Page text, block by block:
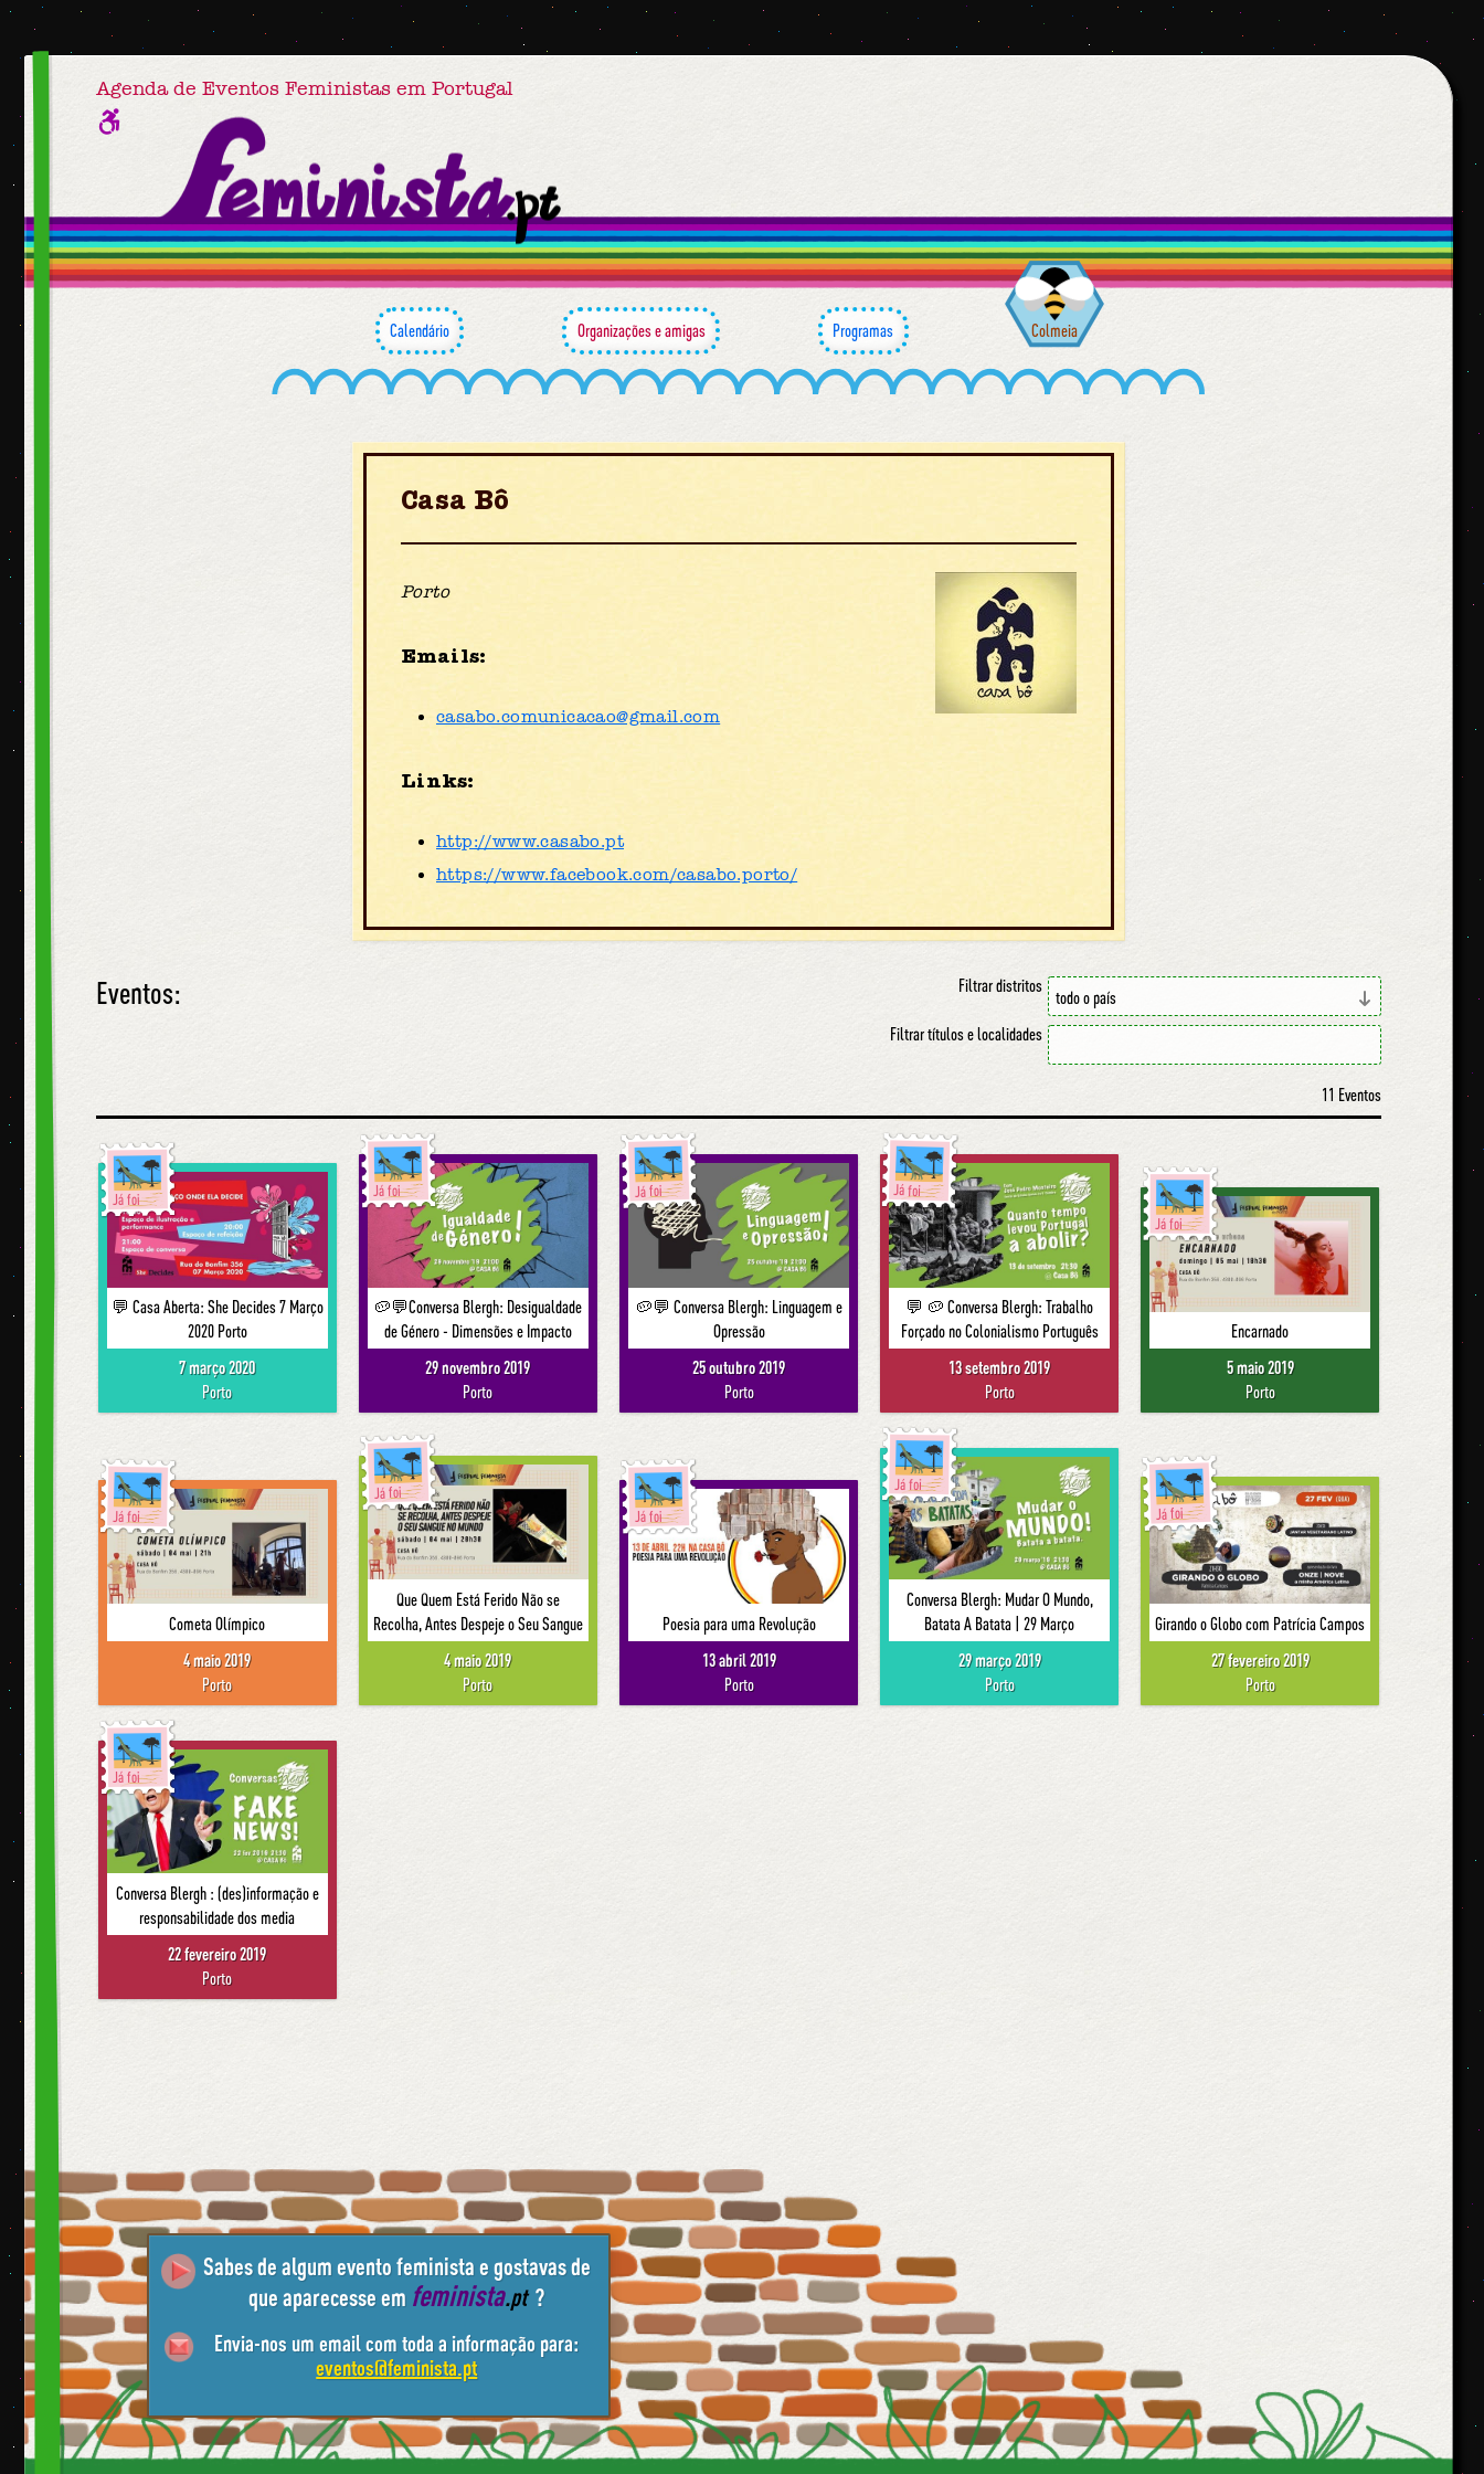
Agenda de Eventos Feministas em Portugal
Calendário Organizações e amigas Programas Colmeia
Casa Bô
Porto
Emails:
casabo.comunicacao@gmail.com
Links:
http://www.casabo.pt
https://www.facebook.com/casabo.porto/
Eventos: Filtrar distritos
Filtrar títulos e localidades
11 Eventos
Já foi
💬 Casa Aberta: She Decides 7 Março
2020 Porto
7 março 2020
Porto
Já foi
🥔💬Conversa Blergh: Desigualdade
de Género - Dimensões e Impacto
29 novembro 2019
Porto
Já foi
🥔💬 Conversa Blergh: Linguagem e
Opressão
25 outubro 2019
Porto
Já foi
💬 🥔 Conversa Blergh: Trabalho
Forçado no Colonialismo Português
13 setembro 2019
Porto
Já foi
Encarnado
5 maio 2019
Porto
Já foi
Cometa Olímpico
4 maio 2019
Porto
Já foi
Que Quem Está Ferido Não se
Recolha, Antes Despeje o Seu Sangue
4 maio 2019
Porto
Já foi
Poesia para uma Revolução
13 abril 2019
Porto
Já foi
Conversa Blergh: Mudar O Mundo,
Batata A Batata | 29 Março
29 março 2019
Porto
Já foi
Girando o Globo com Patrícia Campos
27 fevereiro 2019
Porto
Já foi
Conversa Blergh : (des)informação e
responsabilidade dos media
22 fevereiro 2019
Porto
Sabes de algum evento feminista e gostavas de
que aparecesse em feminista.pt ?
Envia-nos um email com toda a informação para:
eventos@feminista.pt